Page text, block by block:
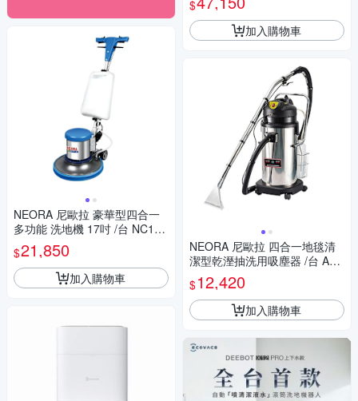
NEORA 尼歐拉 豪華型四合一
多功能 洗地機 17吋 /台 NC175
-17
$21,850
加入購物車
$
加入購物車
NEORA 尼歐拉 四合一地毯清
潔型乾溼抽洗用吸塵器 /台 AS-
400 SC
$12,420
加入購物車